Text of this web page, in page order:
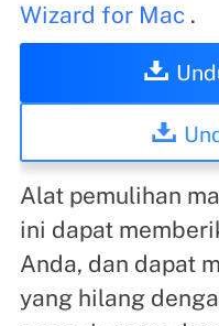
Wizard for Mac.
Alat pemulihan
ini dapat
Anda, dan dapat
yang hilang